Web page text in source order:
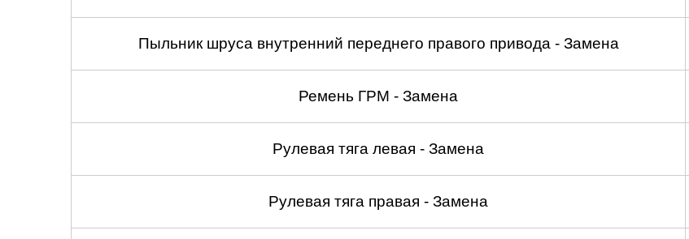
Пыльник шруса внутренний переднего правого привода - Замена
Ремень ГРМ - Замена
Рулевая тяга левая - Замена
Рулевая тяга правая - Замена